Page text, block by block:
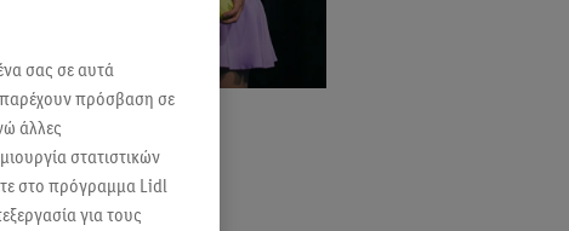
σας σε αυτά
παρέχουν πρόσβαση σε
άλλες
στατιστικών
στο πρόγραμμα Lidl
για τους